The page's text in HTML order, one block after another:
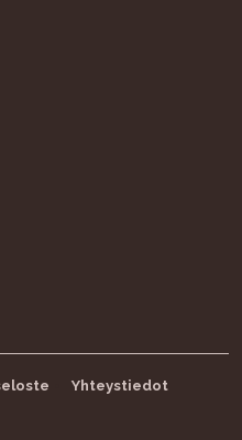
Yhteystiedot